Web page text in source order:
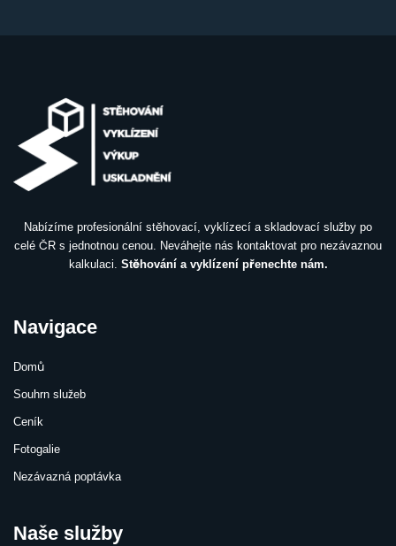
Nabízíme profesionální stěhovací, vyklízecí a skladovací služby po
celé ČR s jednotnou cenou. Neváhejte nás kontaktovat pro nezávaznou
kalkulaci. Stěhování a vyklízení přenechte nám.
Navigace
Domů
Souhrn služeb
Ceník
Fotogalie
Nezávazná poptávka
Naše služby